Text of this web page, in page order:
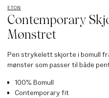
ETON
Contemporary
Mønstret
Pen strykelett skjorte i bomull
mønster som passer til både
100% Bomull
Contemporary fit